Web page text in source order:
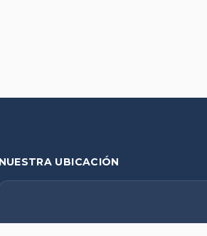
NUESTRA UBICACIÓN